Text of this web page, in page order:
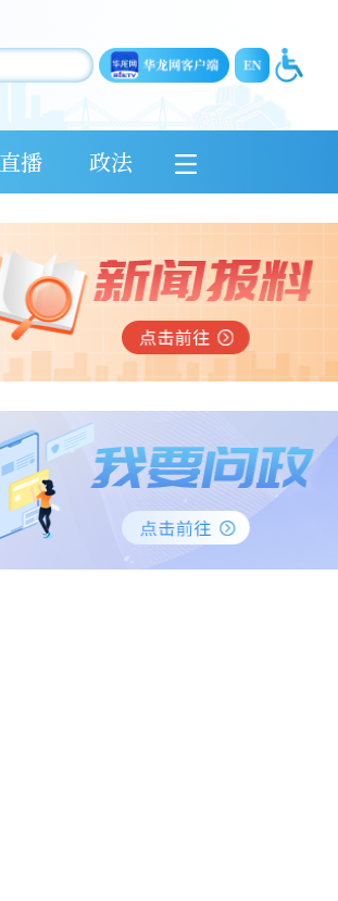
播 政法